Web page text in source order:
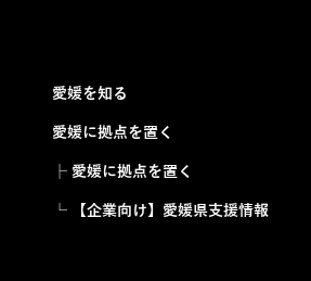
愛媛を知る
愛媛に拠点を置く
├ 愛媛に拠点を置く
└ 【企業向け】愛媛県支援情報